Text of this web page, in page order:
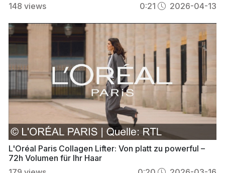
148 views 0:21 2026-04-13
L'Oréal Paris Collagen Lifter: Von platt zu powerful –
72h Volumen für Ihr Haar